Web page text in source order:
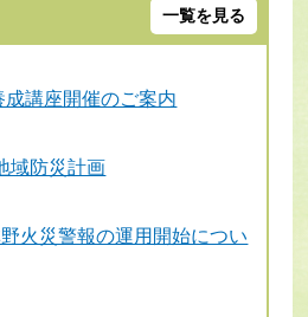
一覧を見る
講座開催のご案内
域防災計画
火災警報の運用開始につい